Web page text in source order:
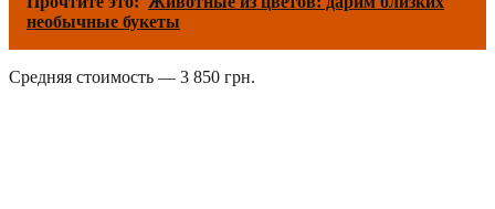
необычные букеты
Средняя стоимость — 3 850 грн.